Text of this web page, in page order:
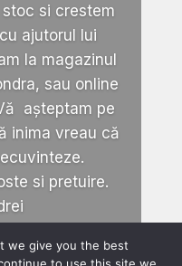
si crestem
ajutorul lui
la magazinul
sau online
așteptam pe
inima vreau că
si pretuire.
we give you the best